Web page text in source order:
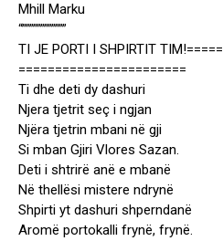
Mhill Marku
“””””””””””””
TI JE PORTI I SHPIRTIT TIM!=====
=======================
Ti dhe deti dy dashuri
Njera tjetrit seç i ngjan
Njëra tjetrin mbani në gji
Si mban Gjiri Vlores Sazan.
Deti i shtrirë anë e mbanë
Në thellësi mistere ndrynë
Shpirti yt dashuri shperndanë
Aromë portokalli frynë, frynë.